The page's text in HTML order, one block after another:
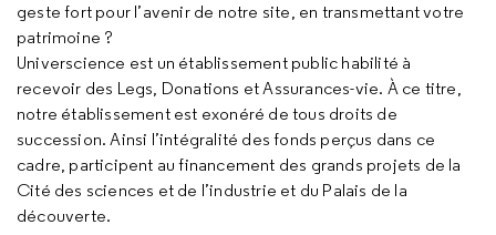
geste fort pour l’avenir de notre site, en transmettant votre
patrimoine ?
Universcience est un établissement public habilité à
recevoir des Legs, Donations et Assurances-vie. À ce titre,
notre établissement est exonéré de tous droits de
succession. Ainsi l’intégralité des fonds perçus dans ce
cadre, participent au financement des grands projets de la
Cité des sciences et de l’industrie et du Palais de la
découverte.